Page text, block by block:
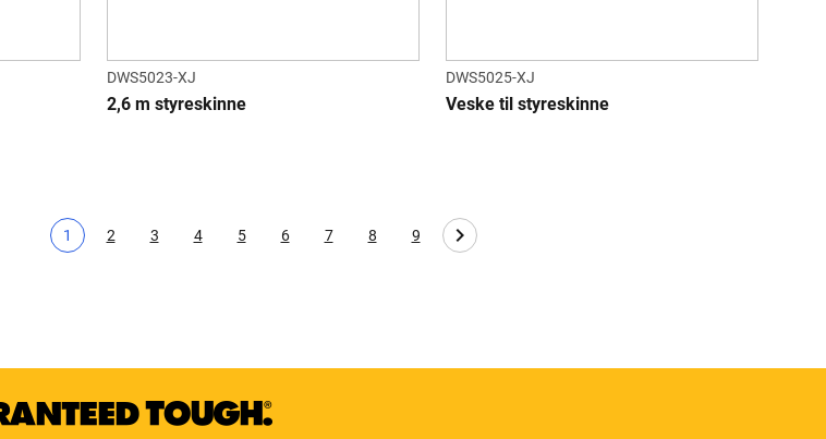
DWS5023-XJ
2,6 m styreskinne
DWS5025-XJ
Veske til styreskinne
Nåværende side
1
Page
2
Page
3
Page
4
Page
5
Page
6
Page
7
Page
8
Page
9